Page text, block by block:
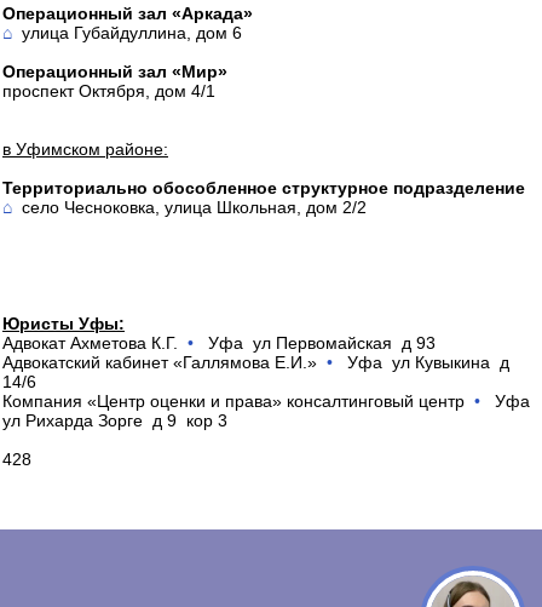
Операционный зал «Аркада»
⌂ улица Губайдуллина, дом 6
Операционный зал «Мир»
проспект Октября, дом 4/1
в Уфимском районе:
Территориально обособленное структурное подразделение
⌂ село Чесноковка, улица Школьная, дом 2/2
Юристы Уфы:
Адвокат Ахметова К.Г.
•
Уфа ул Первомайская д 93
Адвокатский кабинет «Галлямова Е.И.» •
Уфа ул Кувыкина д
14/6
Компания «Центр оценки и права» консалтинговый центр •
Уфа
ул Рихарда Зорге д 9 кор 3
428